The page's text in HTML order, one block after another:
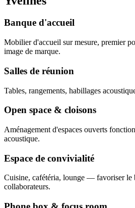
Banque d'accueil
Mobilier d'accueil sur mesure, premier
image de marque.
Salles de réunion
Tables, rangements, habillages
Open space & cloisons
Aménagement d'espaces ouverts
acoustique.
Espace de convivialité
Cuisine, cafétéria, lounge — favoriser le
collaborateurs.